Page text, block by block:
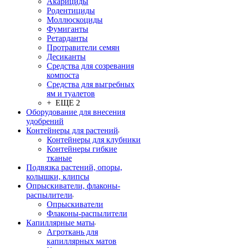
Родентициды
Моллюскоциды
Фумиганты
Ретарданты
Протравители семян
Десиканты
Средства для созревания
компоста
Средства для выгребных
ям и туалетов
+ ЕЩЕ 2
Оборудование для внесения
удобрений
Контейнеры для растений
Контейнеры для клубники
Контейнеры гибкие
тканые
Подвязка растений, опоры,
колышки, клипсы
Опрыскиватели, флаконы-
распылители
Опрыскиватели
Флаконы-распылители
Капиллярные маты
Агроткань для
капиллярных матов